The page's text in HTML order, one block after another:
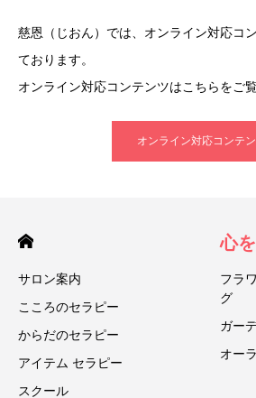
慈恩（じおん）では、オンライン対応コ
ております。
オンライン対応コンテンツはこちらをご覧
オンライン対応コンテ
サロン案内
こころのセラピー
からだのセラピー
アイテム セラピー
スクール
心
フラ
グ
ガー
オー